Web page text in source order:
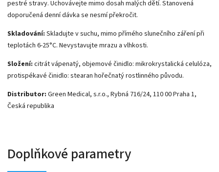
pestré stravy. Uchovávejte mimo dosah malých dětí. Stanovená
doporučená denní dávka se nesmí překročit.
Skladování: Skladujte v suchu, mimo přímého slunečního záření při
teplotách 6-25°C. Nevystavujte mrazu a vlhkosti.
Složení: citrát vápenatý, objemové činidlo: mikrokrystalická celulóza,
protispékavé činidlo: stearan hořečnatý rostlinného původu.
Distributor: Green Medical, s.r.o., Rybná 716/24, 110 00 Praha 1,
Česká republika
Doplňkové parametry